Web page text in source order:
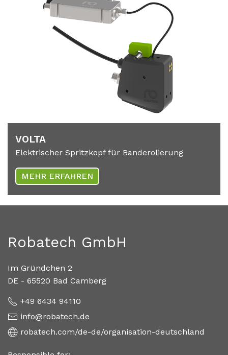
VOL­TA
Elektrischer Spritzkopf für Banderolierung
MEHR ERFAHREN
Robatech GmbH
Im Gründchen 2
DE - 65520 Bad Camberg
+49 6434 94110
info@robatech.de
robatech.com/de-de/organisation-deutschland